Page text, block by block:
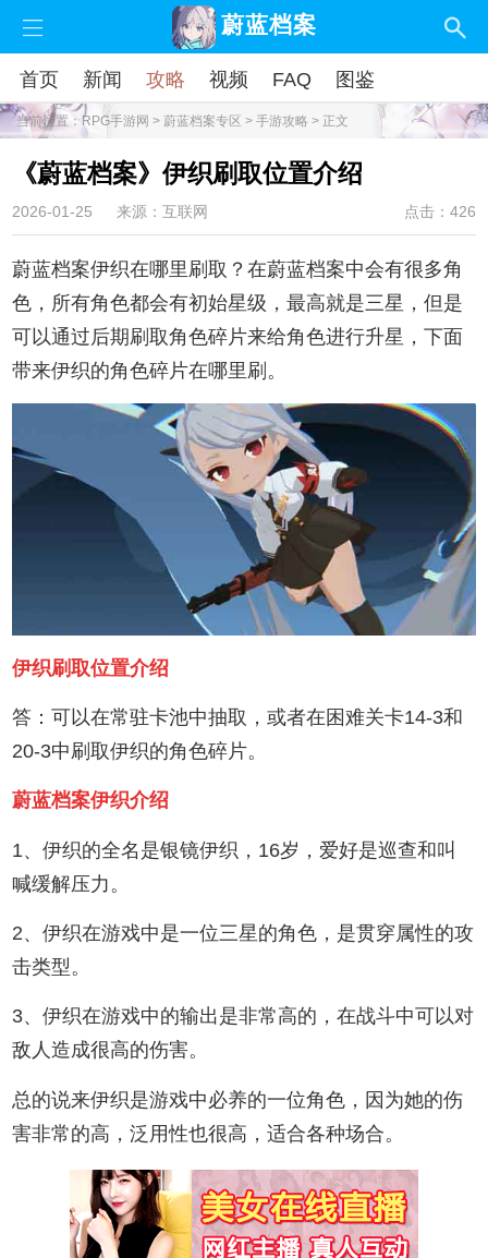
蔚蓝档案
首页 新闻 攻略 视频 FAQ 图鉴
当前位置：RPG手游网 > 蔚蓝档案专区 > 手游攻略 > 正文
《蔚蓝档案》伊织刷取位置介绍
2026-01-25 来源：互联网 点击：426
蔚蓝档案伊织在哪里刷取？在蔚蓝档案中会有很多角
色，所有角色都会有初始星级，最高就是三星，但是
可以通过后期刷取角色碎片来给角色进行升星，下面
带来伊织的角色碎片在哪里刷。
伊织刷取位置介绍
答：可以在常驻卡池中抽取，或者在困难关卡14-3和
20-3中刷取伊织的角色碎片。
蔚蓝档案伊织介绍
1、伊织的全名是银镜伊织，16岁，爱好是巡查和叫
喊缓解压力。
2、伊织在游戏中是一位三星的角色，是贯穿属性的攻
击类型。
3、伊织在游戏中的输出是非常高的，在战斗中可以对
敌人造成很高的伤害。
总的说来伊织是游戏中必养的一位角色，因为她的伤
害非常的高，泛用性也很高，适合各种场合。